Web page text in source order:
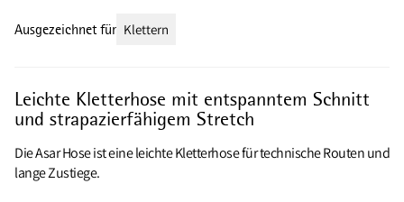
Leichte Kletterhose mit entspanntem Schnitt
und strapazierfähigem Stretch
Die Asar Hose ist eine leichte Kletterhose für technische Routen und
lange Zustiege.
Ausgezeichnet für Klettern